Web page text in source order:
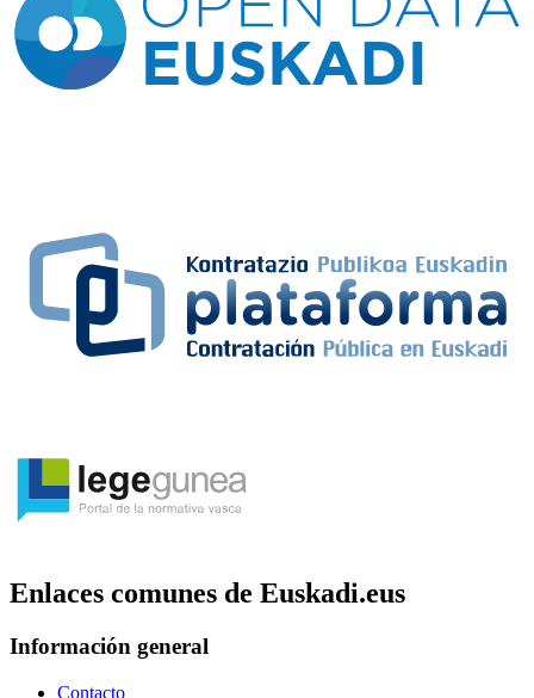
Enlaces comunes de Euskadi.eus
Información general
Contacto